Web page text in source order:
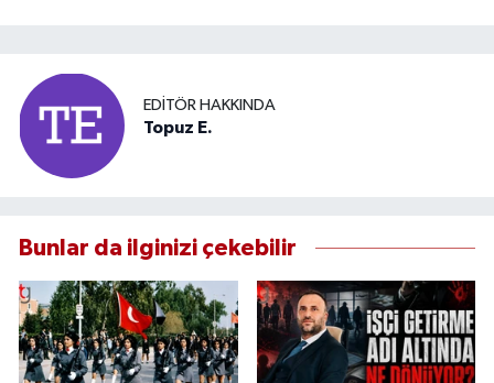
EDITÖR HAKKINDA
Topuz E.
Bunlar da ilginizi çekebilir